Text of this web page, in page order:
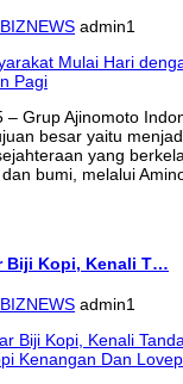
BIZNEWS admin1
Grup Ajinomoto
besar yaitu
yang
bumi, melalui
Biji Kopi, Kenali T…
BIZNEWS admin1